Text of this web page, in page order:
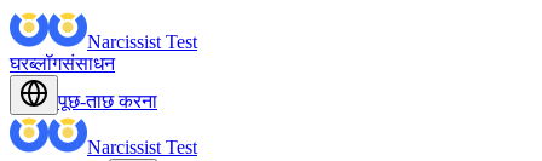
Narcissist Test
घरब्लॉगसंसाधन
पूछ-ताछ करना
Narcissist Test